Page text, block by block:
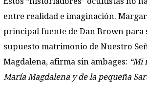
entre realidad e imaginación.
principal fuente de Dan Brown para
supuesto matrimonio de Nuestro
Magdalena, afirma sin ambages: “Mi
María Magdalena y de la pequeña